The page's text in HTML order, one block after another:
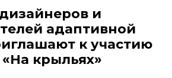
и
адаптивной
к участию
крыльях»